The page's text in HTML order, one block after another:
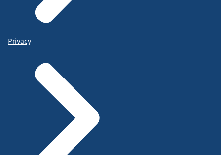
Privacy